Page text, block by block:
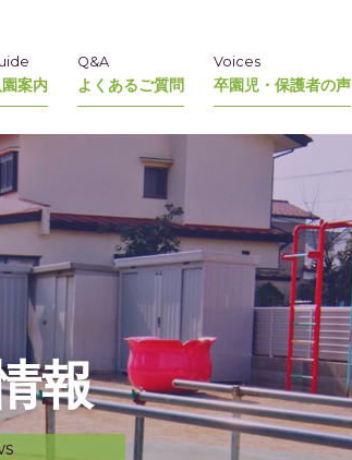
案内
Q&A
よくあるご質問
Voices
卒園児・保護者の声
報